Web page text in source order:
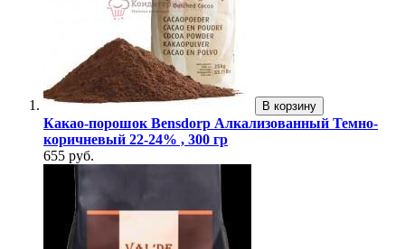
В корзину
Какао-порошок Bensdorp Алкализованный Темно-
коричневый 22-24% , 300 гр
655 руб.